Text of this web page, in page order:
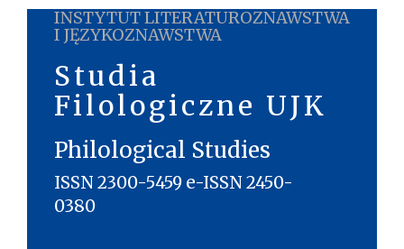
INSTYTUT LITERATUROZNAWSTWA
I JĘZYKOZNAWSTWA
Studia
Filologiczne UJK
Philological Studies
ISSN 2300-5459 e-ISSN 2450-
0380